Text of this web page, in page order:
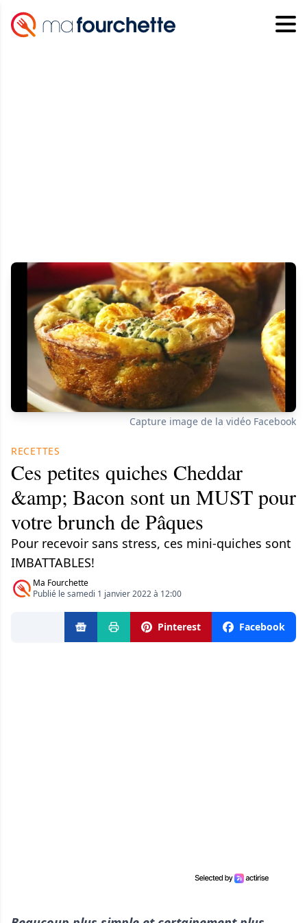
Capture image de la vidéo Facebook
RECETTES
Ces petites quiches Cheddar
&amp; Bacon sont un MUST pour
votre brunch de Pâques
Pour recevoir sans stress, ces mini-quiches sont
IMBATTABLES!
Ma Fourchette
Publié le samedi 1 janvier 2022 à 12:00
Pinterest Facebook